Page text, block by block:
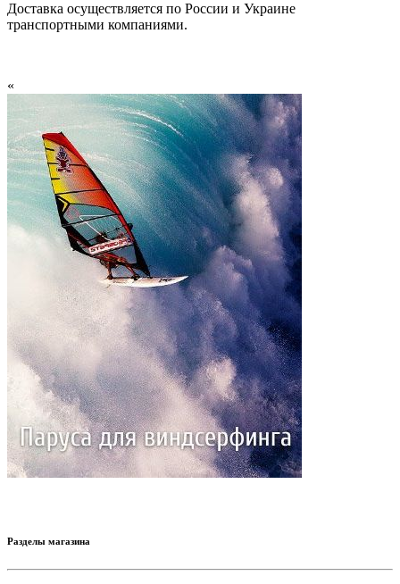
Доставка осуществляется по России и Украине
транспортными компаниями.
«
Разделы магазина